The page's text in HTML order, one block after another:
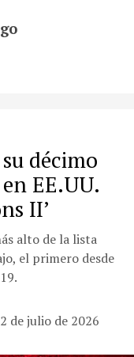
décimo
EE.UU.
II’
alto de la lista
el primero desde
de julio de 2026